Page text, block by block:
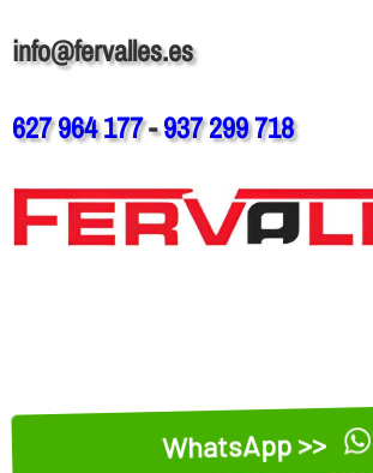
info@fervalles.es
627 964 177-937 299 718
WhatsApp >>